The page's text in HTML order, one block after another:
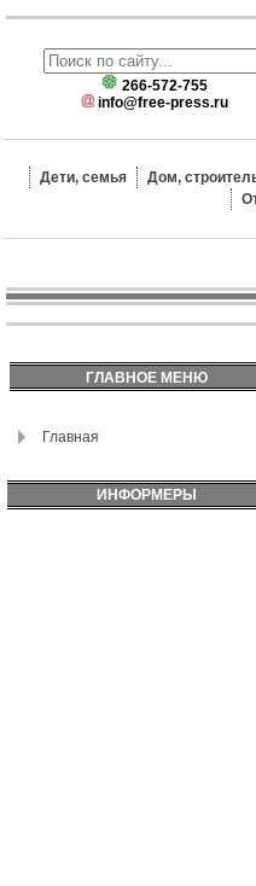
266-572-755
info@free-press.ru
Дети, семья Дом,
ГЛАВНОЕ МЕНЮ
Главная
ИНФОРМЕРЫ